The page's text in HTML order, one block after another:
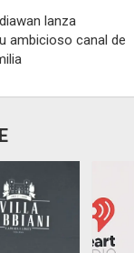
lanza
ambicioso canal de